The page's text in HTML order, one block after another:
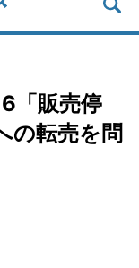
「販売停
転売を問